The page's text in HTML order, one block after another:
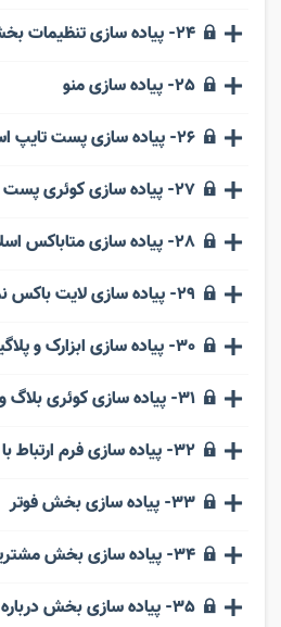
24- پیاده سازی تنظیمات بخش خبرنامه و فوتر
25- پیاده سازی منو
26- پیاده سازی پست تایپ اسلایدر
27- پیاده سازی کوئری پست تایپ اسلایدر
28- پیاده سازی متاباکس اسلایدر
29- پیاده سازی لایت باکس نمونه کارها
30- پیاده سازی ابزارک و پلاگین خبرنامه
31- پیاده سازی کوئری بلاگ و آمار بازدید مطالب
32- پیاده سازی فرم ارتباط با ما
33- پیاده سازی بخش فوتر
34- پیاده سازی بخش مشتریان ما
35- پیاده سازی بخش درباره ما